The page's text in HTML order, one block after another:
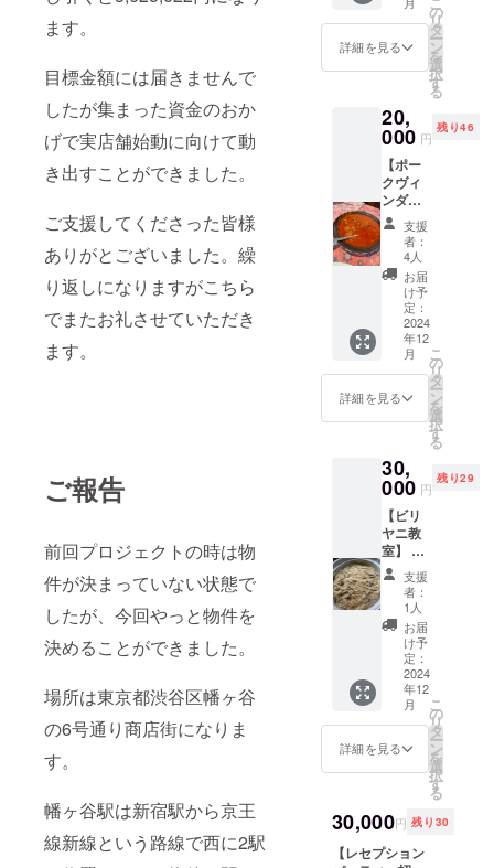
ます。
目標金額には届きませんで
したが集まった資金のおか
げで実店舗始動に向けて動
き出すことができました。
ご支援してくださった皆様
ありがとございました。繰
り返しになりますがこちら
でまたお礼させていただき
ます。
ご報告
前回プロジェクトの時は物
件が決まっていない状態で
したが、今回やっと物件を
決めることができました。
場所は東京都渋谷区幡ヶ谷
の6号通り商店街になりま
す。
幡ヶ谷駅は新宿駅から京王
線新線という路線で西に2駅
効で
ど。 4
名程の
グルー
す。 ※
いわゆ
る霊感
的な話
や自己
啓発系
の内容
ではあ
りませ
ん。 場
所、東
京都内
エメラ
ダ実店
舗。 ・
要：
120〜
180分分
有効期
限：
2026年
12月末
まで ・
詳細が
決まり
次第、
メール
で連絡
しま
す。 ※
店舗の
詳細：
幡ヶ谷
（詳細
な住所
にて共
有しま
す）
ビリヤ
ニの作
り方。
実施概
要：180
分×1回
・有効
期限：
2026年
12月末
まで ・
詳細は
メール
で連絡
しま
す。 ・
受講方
法：オ
ンライ
ンの場
zoomを
ます。
飲食店
を開業
された
い方に
アドバ
しま
す。今
回自分
自身初
めて実
店舗を
持とう
と活動
してき
ました
が、本
当に
ちょっ
とした
事を知
らない
だけで
や何ヶ
月間と
いう時
間の損
害を出
す可能
性があ
りま
す。実
際自分
もそう
なりか
けまし
た。飲
食店開
業の話
は世の
起こっ
話です
詳細を見る
の
リ
タ
ー
ン
を
選
択
す
る
20,
000 円
残り46
【ポー
クヴィ
ンダ
ルーの
教室】
ゴアの
伝統料
理ポー
クヴィ
ンダ
ルーの
作り方
の教室
です。
ポーク
ヴィン
の特
性。バ
ランス
の作り
方。な
ど 4名
ほどの
グルー
プレッ
スンで
す。 ・
実施概
要：180
分×1回
・有効
期限：
2026年
決まり
次第、
メール
支援
者：
4人
お届
け予
定：
2024
年12
月
詳細を見る
こ
の
リ
タ
ー
ン
を
選
択
す
る
30,
000 円
残り29
【ビリ
ヤニ教
室】 日
本では
まだ情
報が少
ないタ
ミル式
のビリ
ヤニの
教室。
4名程の
グルー
プレッ
スンで
す。 本
簡単で
失敗し
ないタ
支援
者：
1人
お届
け予
定：
2024
年12
月
詳細を見る
こ
の
リ
タ
ー
ン
を
選
択
す
る
30,000円 残り30
【レセプション